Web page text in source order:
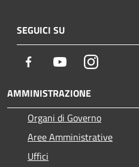
SEGUICI SU
Facebook YoutubeInstagram
AMMINISTRAZIONE
Organi di Governo
Aree Amministrative
Uffici